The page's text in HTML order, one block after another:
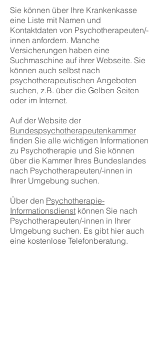
Sie können über Ihre Krankenkasse
eine Liste mit Namen und
Kontaktdaten von Psychotherapeuten/-
innen anfordern. Manche
Versicherungen haben eine
Suchmaschine auf ihrer Webseite. Sie
können auch selbst nach
psychotherapeutischen Angeboten
suchen, z.B. über die Gelben Seiten
oder im Internet.
Auf der Website der
Bundespsychotherapeutenkammer
finden Sie alle wichtigen Informationen
zu Psychotherapie und Sie können
über die Kammer Ihres Bundeslandes
nach Psychotherapeuten/-innen in
Ihrer Umgebung suchen.
Über den Psychotherapie-
Informationsdienst können Sie nach
Psychotherapeuten/-innen in Ihrer
Umgebung suchen. Es gibt hier auch
eine kostenlose Telefonberatung.